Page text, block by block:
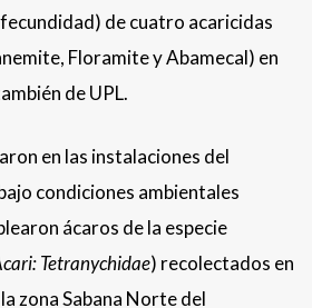
de cuatro acaricidas
Floramite y Abamecal) en
de UPL.
en las instalaciones del
condiciones ambientales
ácaros de la especie
Tetranychidae) recolectados en
zona Sabana Norte del